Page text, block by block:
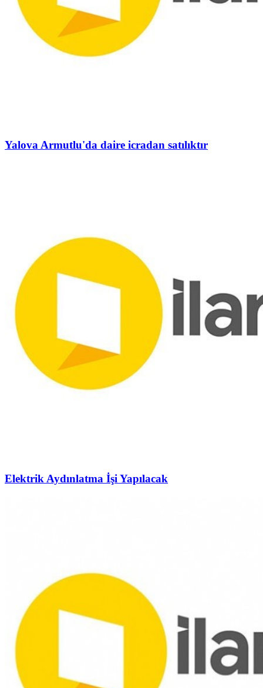
Yalova Armutlu'da daire icradan satılıktır
Elektrik Aydınlatma İşi Yapılacak